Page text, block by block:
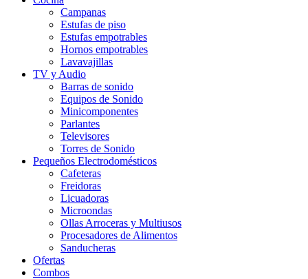
Campanas
Estufas de piso
Estufas empotrables
Hornos empotrables
Lavavajillas
TV y Audio
Barras de sonido
Equipos de Sonido
Minicomponentes
Parlantes
Televisores
Torres de Sonido
Pequeños Electrodomésticos
Cafeteras
Freidoras
Licuadoras
Microondas
Ollas Arroceras y Multiusos
Procesadores de Alimentos
Sanducheras
Ofertas
Combos